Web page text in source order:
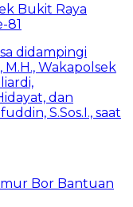
Bukit Raya
81
Bor Bantuan